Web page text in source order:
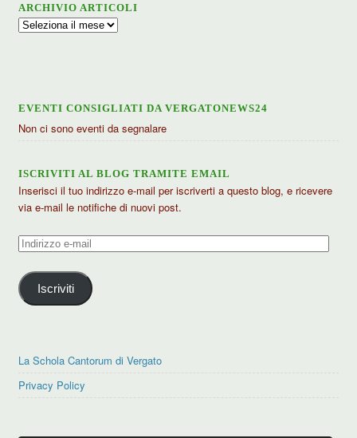
ARCHIVIO ARTICOLI
Archivio
EVENTI CONSIGLIATI DA VERGATONEWS24
Non ci sono eventi da segnalare
ISCRIVITI AL BLOG TRAMITE EMAIL
Inserisci il tuo indirizzo e-mail per iscriverti a questo blog, e ricevere
via e-mail le notifiche di nuovi post.
Indirizzo
mail
Iscriviti
La Schola Cantorum di Vergato
Privacy Policy